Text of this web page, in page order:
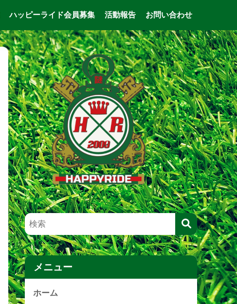
ハッピーライド会員募集 活動報告 お問い合わせ
メニュー
ホーム